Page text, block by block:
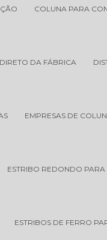
COLUNA PARA
DA FÁBRICA
EMPRESAS DE
ESTRIBO REDONDO
ESTRIBOS DE FERRO